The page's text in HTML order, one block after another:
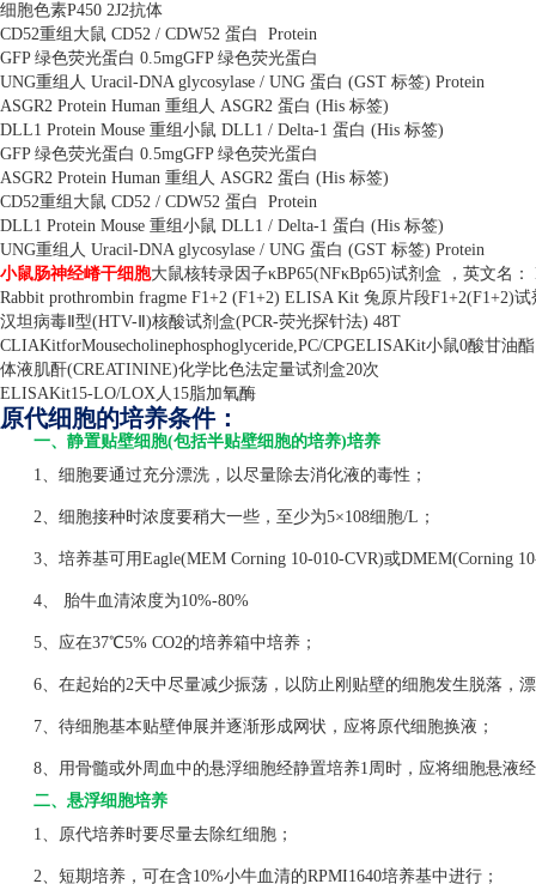
细胞色素P450 2J2抗体
CD52重组大鼠 CD52 / CDW52 蛋白
Protein
GFP 绿色荧光蛋白 0.5mgGFP 绿色荧光蛋白
UNG重组人 Uracil-DNA glycosylase / UNG 蛋白 (GST 标签) Protein
ASGR2 Protein Human 重组人 ASGR2 蛋白 (His 标签)
DLL1 Protein Mouse 重组小鼠 DLL1 / Delta-1 蛋白 (His 标签)
GFP 绿色荧光蛋白 0.5mgGFP 绿色荧光蛋白
ASGR2 Protein Human 重组人 ASGR2 蛋白 (His 标签)
CD52重组大鼠 CD52 / CDW52 蛋白
Protein
DLL1 Protein Mouse 重组小鼠 DLL1 / Delta-1 蛋白 (His 标签)
UNG重组人 Uracil-DNA glycosylase / UNG 蛋白 (GST 标签) Protein
小鼠肠神经嵴干细胞大鼠核转录因子κBP65(NFκBp65)试剂盒 ，英文名：
Rabbit prothrombin fragme F1+2 (F1+2) ELISA Kit 兔原片段F1+2(F1+2)试
汉坦病毒Ⅱ型(HTV- )核酸试剂盒(PCR-荧光探针法) 48T
CLIAKitforMousecholinephosphoglyceride,PC/CPGELISAKit小鼠0酸甘油酯
体液肌酐(CREATININE)化学比色法定量试剂盒20次
ELISAKit15-LO/LOX人 15脂加氧酶
原代细胞的培养条件：
一、静置贴壁细胞(包括半贴壁细胞的培养)培养
1、细胞要通过充分漂洗，以尽量除去消化液的毒性；
2、细胞接种时浓度要稍大一些，至少为5×108细胞/L；
3、培养基可用Eagle(MEM Corning 10-010-CVR)或DMEM(Corning
4、 胎牛血清浓度为10%-80%
5、应在37℃5% CO2的培养箱中培养；
6、在起始的2天中尽量减少振荡，以防止刚贴壁的细胞发生脱落，
7、待细胞基本贴壁伸展并逐渐形成网状，应将原代细胞换液；
8、用骨髓或外周血中的悬浮细胞经静置培养1周时，应将细胞悬液
二、悬浮细胞培养
1、原代培养时要尽量去除红细胞；
2、短期培养，可在含10%小牛血清的RPMI1640培养基中进行；